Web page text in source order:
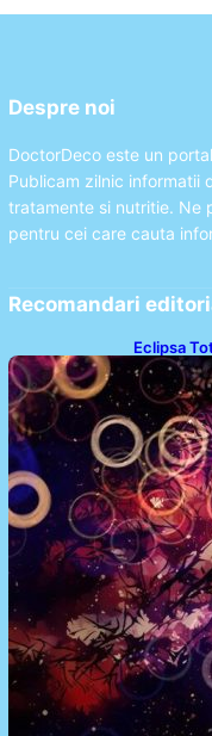
Despre noi
DoctorDeco este un
Publicam zilnic informatii
tratamente si nutritie. Ne
pentru cei care cauta
Recomandari
Eclipsa
Analiză a
18 Ani